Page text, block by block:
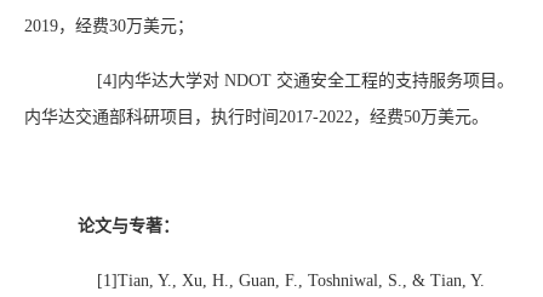
2019，经费30 万美元；
[4] 内华达大学对 NDOT 交通安全工程的支持服务项目 。
内华达交通部科研项目，执行时间 2017-2022 ，经费50 万美元。
论文与专著：
[1]Tian, Y., Xu, H., Guan, F., Toshniwal, S., & Tian, Y.